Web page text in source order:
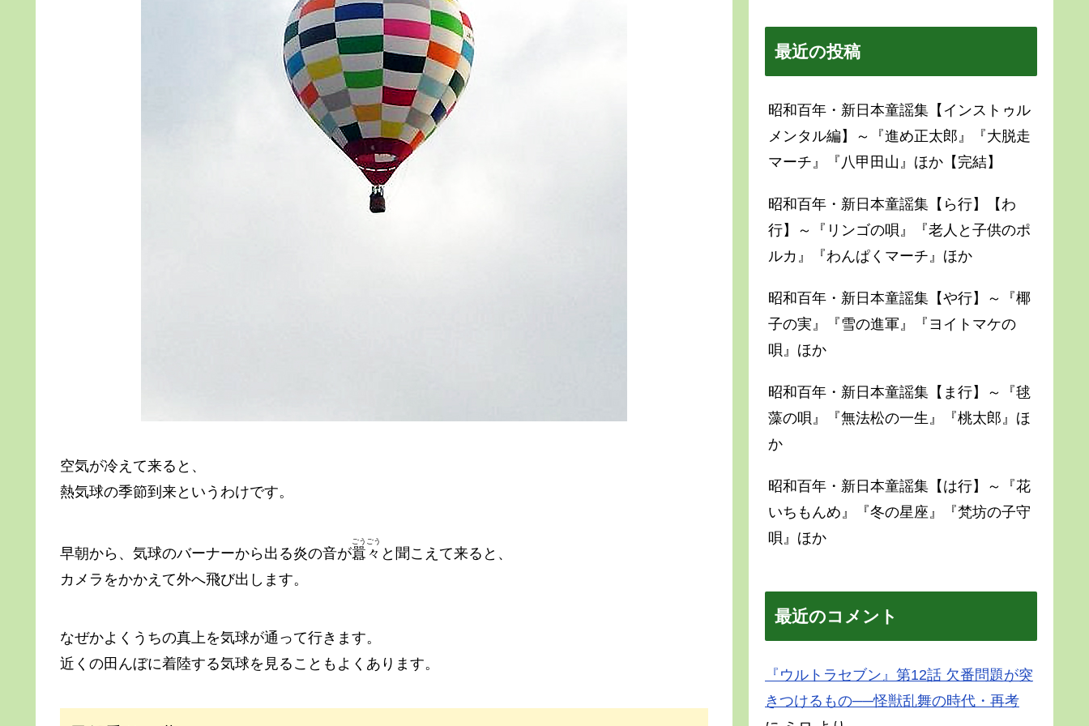
空気が冷えて来ると、
熱気球の季節到来というわけです。
早朝から、気球のバーナーから出る炎の音が囂々
ごうごう
と聞こえて来ると、
カメラをかかえて外へ飛び出します。
なぜかよくうちの真上を気球が通って行きます。
近くの田んぼに着陸する気球を見ることもよくあります。
最近の投稿
昭和百年・新日本童謡集【インストゥル
メンタル編】～『進め正太郎』『大脱走
マーチ』『八甲田山』ほか【完結】
昭和百年・新日本童謡集【ら行】【わ
行】～『リンゴの唄』『老人と子供のポ
ルカ』『わんぱくマーチ』ほか
昭和百年・新日本童謡集【や行】～『椰
子の実』『雪の進軍』『ヨイトマケの
唄』ほか
昭和百年・新日本童謡集【ま行】～『毬
藻の唄』『無法松の一生』『桃太郎』ほ
か
昭和百年・新日本童謡集【は行】～『花
いちもんめ』『冬の星座』『梵坊の子守
唄』ほか
最近のコメント
『ウルトラセブン』第12話 欠番問題が突
きつけるもの──怪獣乱舞の時代・再考